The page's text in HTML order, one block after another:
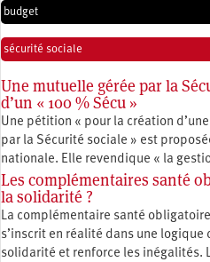
budget
sécurité sociale
Une mutuelle gérée par la
d’un « 100 % Sécu »
Une pétition « pour la création
par la Sécurité sociale » est
nationale. Elle revendique « la
Les complémentaires santé
la solidarité ?
La complémentaire santé
s’inscrit en réalité dans une
solidarité et renforce les inégalités.